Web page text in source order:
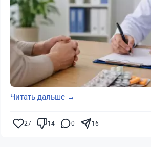
Читать дальше →
27 14 0 16